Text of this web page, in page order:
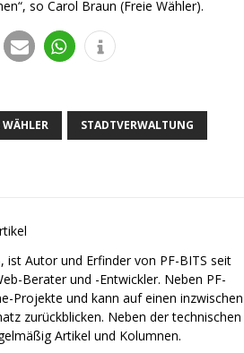
so Carol Braun (Freie Wähler).
STADTVERWALTUNG
ist Autor und Erfinder von PF-BITS seit
Berater und -Entwickler. Neben PF-
Projekte und kann auf einen inzwischen
zurückblicken. Neben der technischen
Artikel und Kolumnen.